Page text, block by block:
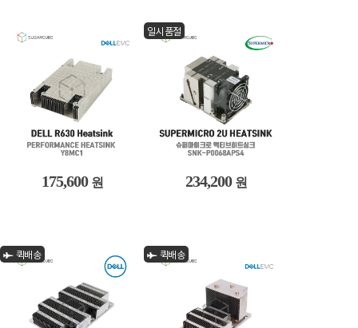
175,600 원
일시품절
234,200 원
퀵배송 퀵배송